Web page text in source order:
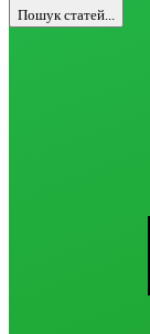
Пошук статей...